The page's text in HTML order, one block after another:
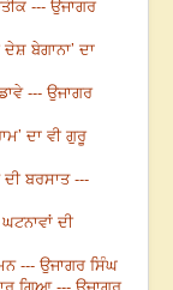
--- ਉਜਾਗਰ
ਬੇਗਾਨਾ’ ਦਾ
--- ਉਜਾਗਰ
ਦਾ ਵੀ ਗੁਰੂ
ਬਰਸਾਤ ---
ਦੀ
--- ਉਜਾਗਰ ਸਿੰਘ